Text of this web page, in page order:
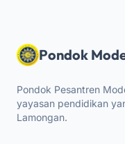
Pondok
Pondok Pesantren
yayasan pendidikan
Lamongan.